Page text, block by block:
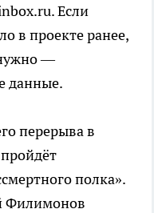
Если
в проекте ранее,
—
данные.
перерыва в
полка».
Филимонов